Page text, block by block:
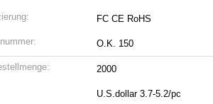
FC CE RoHS
O.K. 150
2000
U.S.dollar 3.7-5.2/pc